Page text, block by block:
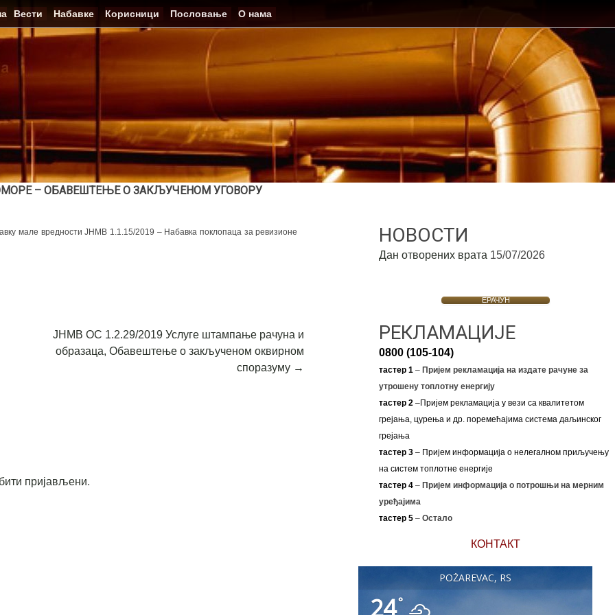
Вести Набавке Корисници Пословање О нама
– ОБАВЕШТЕЊЕ О ЗАКЉУЧЕНОМ УГОВОРУ
мале вредности ЈНМВ 1.1.15/2019 – Набавка поклопаца за ревизионе
ЈНМВ ОС 1.2.29/2019 Услуге штампање рачуна и
образаца, Обавештење о закљученом оквирном
споразуму →
бити пријављени.
НОВОСТИ
Дан отворених врата 15/07/2026
ЕРАЧУН
РЕКЛАМАЦИЈЕ
0800 (105-104)
тастер 1–Пријем рекламација на издате рачуне за
утрошену топлотну енергију
тастер 2–Пријем рекламација у вези са квалитетом
грејања, цурења и др. поремећајима система даљинског
грејања
тастер 3– Пријем информација о нелегалном приључењу
на систем топлотне енергије
тастер 4 – Пријем информација о потрошњи на мерним
уређајима
тастер 5 – Остало
КОНТАКТ
POŽAREVAC, RS
24°